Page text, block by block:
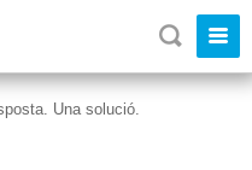
Una solució.